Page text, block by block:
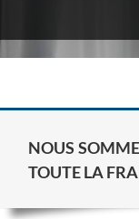
NOUS
TOUTE LA